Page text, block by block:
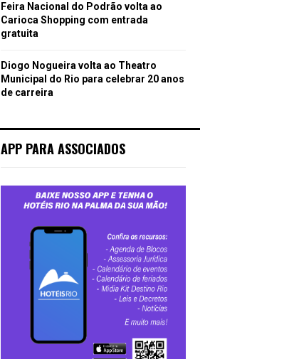
Feira Nacional do Podrão volta ao
Carioca Shopping com entrada
gratuita
Diogo Nogueira volta ao Theatro
Municipal do Rio para celebrar 20 anos
de carreira
APP PARA ASSOCIADOS